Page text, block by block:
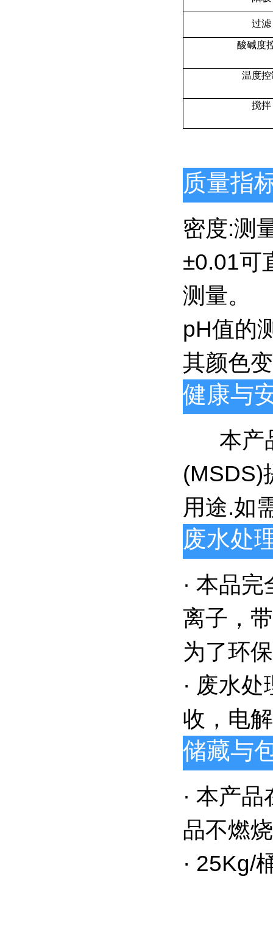
过滤
酸碱度
温度控
搅拌
质量指
密度:测
±0.01可
测量。
pH值的
其颜色
健康与
本产品
(MSDS)
用途.如
废水处
· 本品完
离子，
为了环
· 废水
收，电
储藏与
· 本产品
品不燃
· 25Kg/